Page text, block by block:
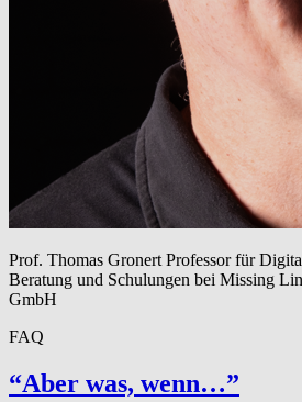
Prof. Thomas Gronert Professor für
Beratung und Schulungen bei Missing
GmbH
FAQ
“Aber was, wenn…”